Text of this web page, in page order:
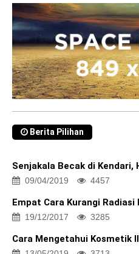
Berita Pilihan
Senjakala Becak di Kendari,
09/04/2019 4457
Empat Cara Kurangi Radiasi
19/12/2017 3285
Cara Mengetahui Kosmetik